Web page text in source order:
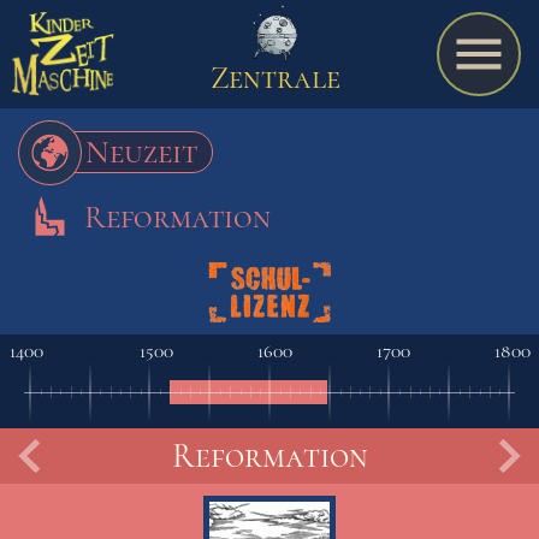
Spiel
A bis Z
Termine
Schulmaterialien
Zentrale
Neuzeit
Reformation
1400 1500 1600 1700 1800
Reformation